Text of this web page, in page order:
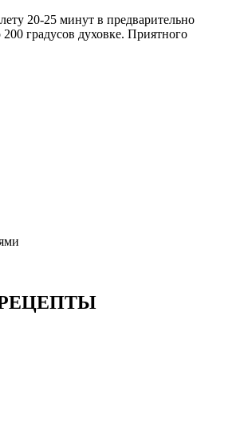
20-25 минут в предварительно
200 градусов духовке. Приятного